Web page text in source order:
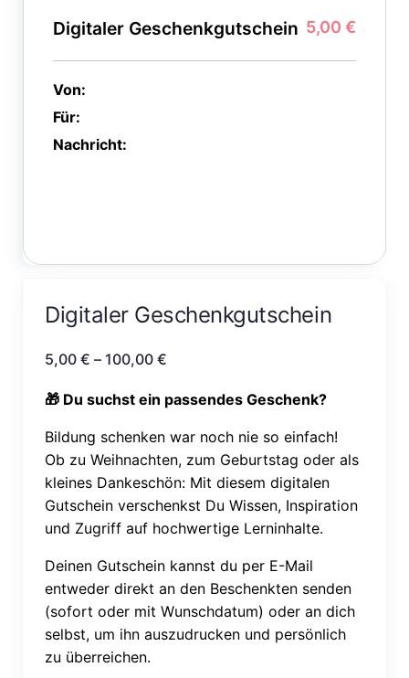
Digitaler Geschenkgutschein 5,00 €
Von:
Für:
Nachricht:
Digitaler Geschenkgutschein
5,00 € – 100,00 €
🎁 Du suchst ein passendes Geschenk?
Bildung schenken war noch nie so einfach!
Ob zu Weihnachten, zum Geburtstag oder als
kleines Dankeschön: Mit diesem digitalen
Gutschein verschenkst Du Wissen, Inspiration
und Zugriff auf hochwertige Lerninhalte.
Deinen Gutschein kannst du per E-Mail
entweder direkt an den Beschenkten senden
(sofort oder mit Wunschdatum) oder an dich
selbst, um ihn auszudrucken und persönlich
zu überreichen.